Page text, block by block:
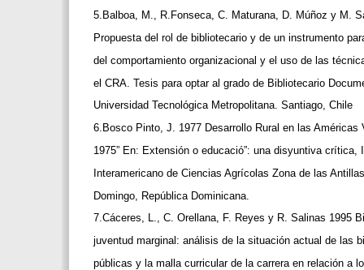
5.Balboa, M., R.Fonseca, C. Maturana, D. Múñoz y M.
Propuesta del rol de bibliotecario y de un instrumento
del comportamiento organizacional y el uso de las
el CRA. Tesis para optar al grado de Bibliotecario
Universidad Tecnológica Metropolitana. Santiago, Chile
6.Bosco Pinto, J. 1977 Desarrollo Rural en las
1975” En: Extensión o educació”: una disyuntiva
Interamericano de Ciencias Agrícolas Zona de las
Domingo, República Dominicana.
7.Cáceres, L., C. Orellana, F. Reyes y R. Salinas 1995
juventud marginal: análisis de la situación actual de las
públicas y la malla curricular de la carrera en relación a